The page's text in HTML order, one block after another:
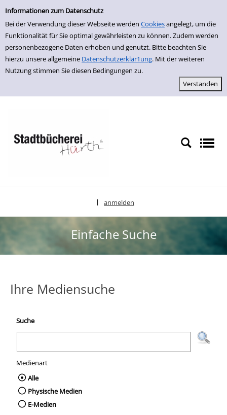
Einfache Suche
Informationen zum Datenschutz
Bei der Verwendung dieser Webseite werden Cookiesangelegt, um die
Funktionalität für Sie optimal gewährleisten zu können. Zudem werden
personenbezogene Daten erhoben und genutzt. Bitte beachten Sie
hierzu unsere allgemeine Datenschutzerklär1ung. Mit der weiteren
Nutzung stimmen Sie diesen Bedingungen zu.
zur Navigation springen
zum Inhalt springen
Zu den Suchfiltern springen
Zur Trefferliste springen
anmelden
Einfache Suche
Ihre Mediensuche
Suche
Medienart
Wählen Sie die Medienart nach der Sie
Alle
Physische Medien
E-Medien